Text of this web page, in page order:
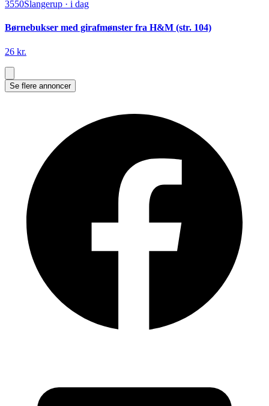
3550Slangerup · i dag
Børnebukser med girafmønster fra H&M (str. 104)
26 kr.
Se flere annoncer